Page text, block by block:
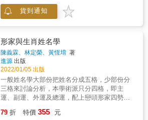
法、律呂法、烏兔九星法等等。也有簡簡單單
幾頁紙就能完成的擇日方法，如四局龍運、八
多種。在我們茂名市地區，但凡敢開日館擇日
評課的，隨便一個日師最少都會十多種擇日方
法，否則難於立足。當然一些擺街邊或者行走
江湖的所謂「大師」就難於定論了。所以本人
一九九六年在電白縣大衙鎮府前路創辦南火堂
風水地理擇日館以來，一直謹遵師命，以下面
擇日準則為主：「依龍山主命、聯成課格、先
後二天、各家五行、抽爻換象、移宮倒卦、飛
星挨排、玄空大卦、雷霆律呂、烏兔九星、五
貨到通知
形家與生肖姓名學
陳義霖、林定榮、黃恆堉 著
進源 出版
2022/01/05 出版
一般姓名學大部份把姓名分成五格，少部份分
三格來討論分析，本學術派只分四格，即主
運、副運、外運及總運，配上巒頭形家四勢，
主運之組成即「大姓＋名一」字之筆劃數，同
79 折 特價 355 元